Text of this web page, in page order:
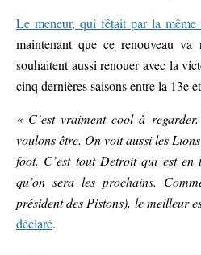
Le meneur, qui fêtait par la même
maintenant que ce renouveau
souhaitent aussi renouer avec la
cinq dernières saisons entre la 13e
« C’est vraiment cool à
voulons être. On voit aussi les
foot. C’est tout Detroit qui est en
qu’on sera les prochains.
président des Pistons), le meilleur
déclaré.